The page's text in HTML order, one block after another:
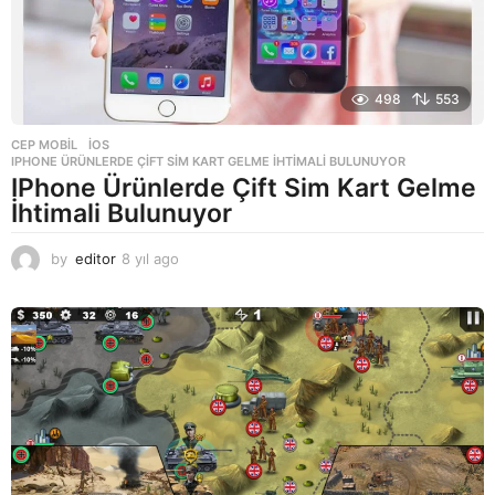
498 553
CEP MOBIL ,IOS
IPHONE ÜRÜNLERDE ÇIFT SIM KART GELME İHTIMALI BULUNUYOR
IPhone Ürünlerde Çift Sim Kart Gelme
İhtimali Bulunuyor
by editor 8 yıl ago
a
o